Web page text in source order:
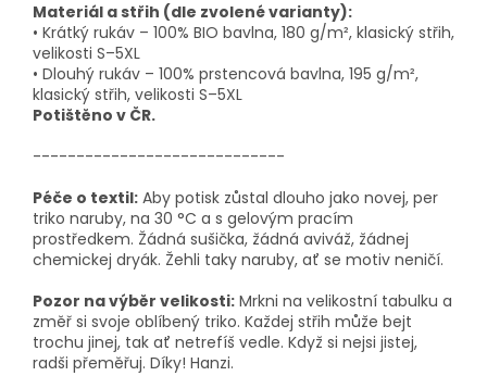
Materiál a střih (dle zvolené varianty):
• Krátký rukáv – 100% BIO bavlna, 180 g/m², klasický střih,
velikosti S–5XL
• Dlouhý rukáv – 100% prstencová bavlna, 195 g/m²,
klasický střih, velikosti S–5XL
Potištěno v ČR.
-----------------------------
Péče o textil: Aby potisk zůstal dlouho jako novej, per
triko naruby, na 30 °C a s gelovým pracím
prostředkem. Žádná sušička, žádná aviváž, žádnej
chemickej dryák. Žehli taky naruby, ať se motiv neničí.
Pozor na výběr velikosti: Mrkni na velikostní tabulku a
změř si svoje oblíbený triko. Každej střih může bejt
trochu jinej, tak ať netrefíš vedle. Když si nejsi jistej,
radši přeměřuj. Díky! Hanzi.